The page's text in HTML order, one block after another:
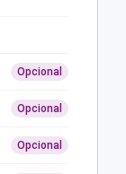
Opcional
Opcional
Opcional